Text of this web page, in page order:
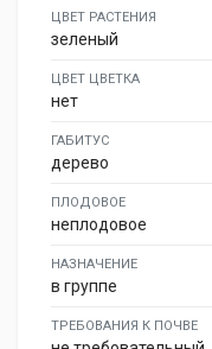
ЦВЕТ РАСТЕНИЯ
зеленый
ЦВЕТ ЦВЕТКА
нет
ГАБИТУС
дерево
ПЛОДОВОЕ
неплодовое
НАЗНАЧЕНИЕ
в группе
ТРЕБОВАНИЯ К ПОЧВЕ